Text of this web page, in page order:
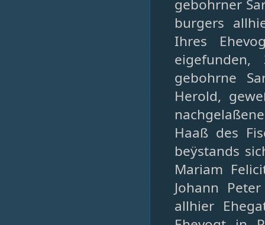
gebohrner
burgers
Ihres
gebohrne
Herold,
Haaß des
beÿstands
Mariam
Johann
allhier